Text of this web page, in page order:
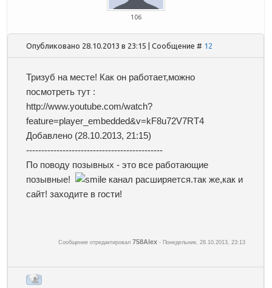
106
Опубликовано 28.10.2013 в 23:15 | Сообщение # 12
Тризуб на месте! Как он работает,можно
посмотреть тут :
http://www.youtube.com/watch?
feature=player_embedded&v=kF8u72V7RT4
Добавлено (28.10.2013, 21:15)
---------------------------------------------
По поводу позывных - это все работающие
позывные!
канал расширяется.так же,как и
сайт! заходите в гости!
Сообщение отредактировал 758Alex - Понедельник, 28.10.2013, 23:13